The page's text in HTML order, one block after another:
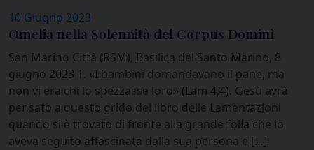
10 Giugno 2023
Omelia nella Solennità del Corpus Domini
San Marino Città (RSM), Basilica del Santo Marino, 8
giugno 2023 1. «I bambini domandavano il pane, ma
non vi era chi lo spezzasse loro» (Lam 4,4). Gesù avrà
pensato a questo grido del libro delle Lamentazioni
quando si è trovato di fronte alla grande folla che lo
aveva seguito affascinata dalla sua persona e […]